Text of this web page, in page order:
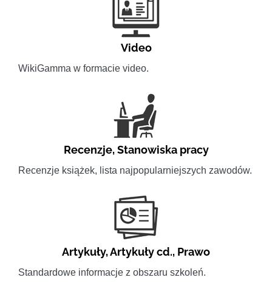
Video
WikiGamma w formacie video.
Recenzje,Stanowiska pracy
Recenzje książek, lista najpopularniejszych zawodów.
Artykuły,Artykuły cd., Prawo
Standardowe informacje z obszaru szkoleń.